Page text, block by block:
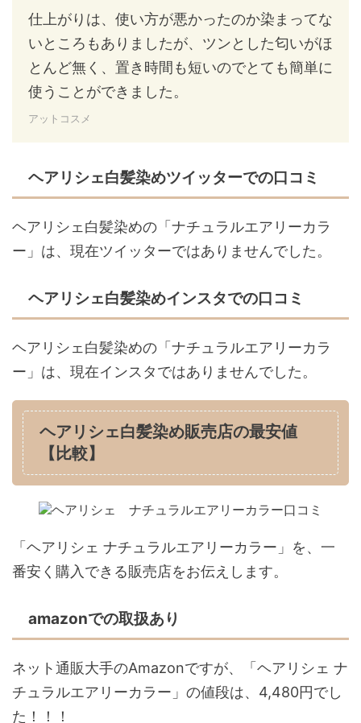
仕上がりは、使い方が悪かったのか染まってな
いところもありましたが、ツンとした匂いがほ
とんど無く、置き時間も短いのでとても簡単に
使うことができました。
アットコスメ
ヘアリシェ白髪染めツイッターでの口コミ
ヘアリシェ白髪染めの「ナチュラルエアリーカラ
ー」は、現在ツイッターではありませんでした。
ヘアリシェ白髪染めインスタでの口コミ
ヘアリシェ白髪染めの「ナチュラルエアリーカラ
ー」は、現在インスタではありませんでした。
ヘアリシェ白髪染め販売店の最安値
【比較】
「ヘアリシェ ナチュラルエアリーカラー」を、一
番安く購入できる販売店をお伝えします。
amazonでの取扱あり
ネット通販大手のAmazonですが、「ヘアリシェ ナ
チュラルエアリーカラー」の値段は、4,480円でし
た！！！